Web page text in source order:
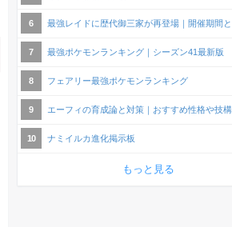
最強レイドに歴代御三家が再登場｜開催期間
最強ポケモンランキング｜シーズン41最新版
フェアリー最強ポケモンランキング
エーフィの育成論と対策｜おすすめ性格や技
ナミイルカ進化掲示板
もっと見る